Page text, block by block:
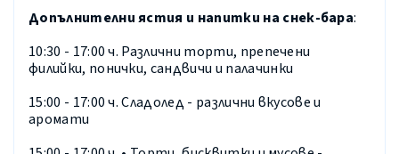
Допълнителни ястия и напитки на снек-бара:
10:30 - 17:00 ч. Различни торти, препечени
филийки, понички, сандвичи и палачинки
15:00 - 17:00 ч. Сладолед - различни вкусове и
аромати